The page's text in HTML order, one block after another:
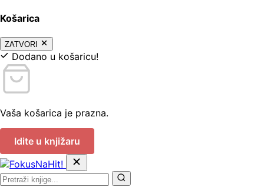
Košarica
ZATVORI
Dodano u košaricu!
Vaša košarica je prazna.
Idite u knjižaru